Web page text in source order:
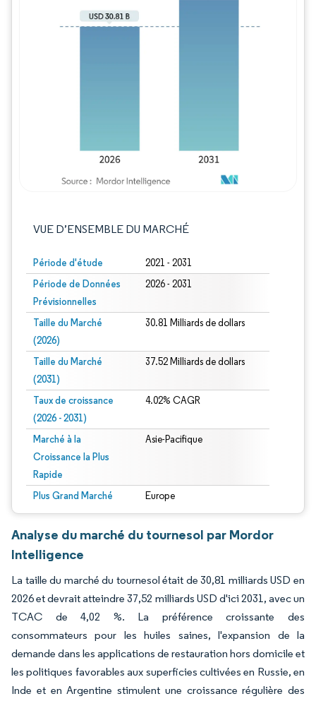
VUE D’ENSEMBLE DU MARCHÉ
Période d'étude 2021 - 2031
Période de Données
Prévisionnelles
2026 - 2031
Taille du Marché
(2026)
30.81 Milliards de dollars
Taille du Marché
(2031)
37.52 Milliards de dollars
Taux de croissance
(2026 - 2031)
4.02% CAGR
Marché à la
Croissance la Plus
Rapide
Asie-Pacifique
Plus Grand Marché Europe
Analyse du marché du tournesol par Mordor
Intelligence
La taille du marché du tournesol était de 30,81 milliards USD en
2026 et devrait atteindre 37,52 milliards USD d'ici 2031, avec un
TCAC de 4,02 %. La préférence croissante des
consommateurs pour les huiles saines, l'expansion de la
demande dans les applications de restauration hors domicile et
les politiques favorables aux superficies cultivées en Russie, en
Inde et en Argentine stimulent une croissance régulière des